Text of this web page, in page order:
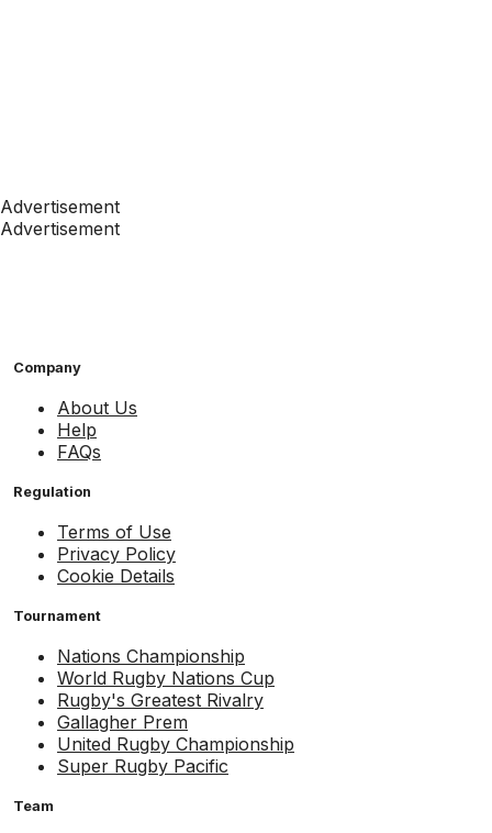
Advertisement
Advertisement
Company
About Us
Help
FAQs
Regulation
Terms of Use
Privacy Policy
Cookie Details
Tournament
Nations Championship
World Rugby Nations Cup
Rugby's Greatest Rivalry
Gallagher Prem
United Rugby Championship
Super Rugby Pacific
Team